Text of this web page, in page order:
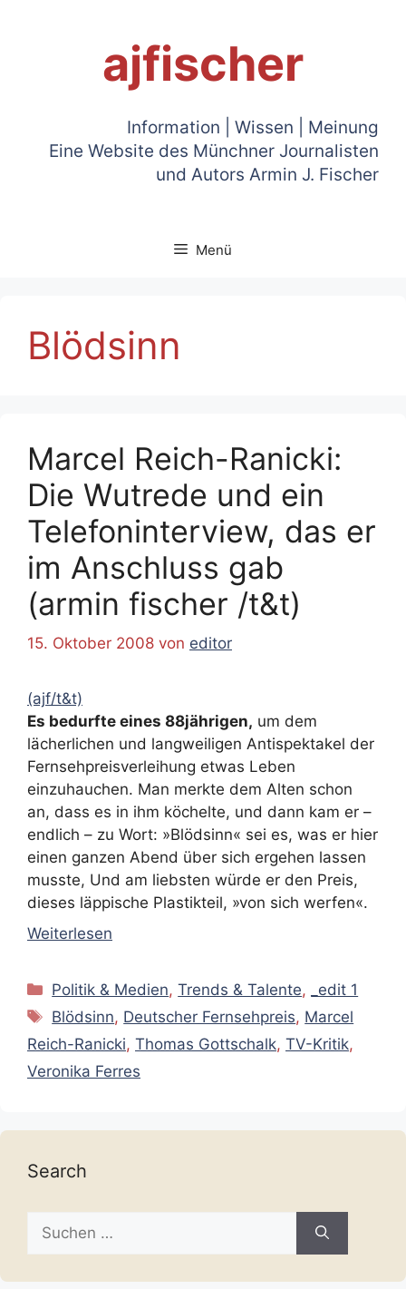
ajfischer
Information | Wissen | Meinung
Eine Website des Münchner Journalisten
und Autors Armin J. Fischer
Menü
Blödsinn
Marcel Reich-Ranicki:
Die Wutrede und ein
Telefoninterview, das er
im Anschluss gab
(armin fischer /t&t)
15. Oktober 2008 von editor
(ajf/t&t)
Es bedurfte eines 88jährigen, um dem
lächerlichen und langweiligen Antispektakel der
Fernsehpreisverleihung etwas Leben
einzuhauchen. Man merkte dem Alten schon
an, dass es in ihm köchelte, und dann kam er –
endlich – zu Wort: »Blödsinn« sei es, was er hier
einen ganzen Abend über sich ergehen lassen
musste, Und am liebsten würde er den Preis,
dieses läppische Plastikteil, »von sich werfen«.
Weiterlesen
Kategorien
Politik & Medien,Trends & Talente,
_edit 1
Schlagwörter
Blödsinn, Deutscher Fernsehpreis, Marcel
Reich-Ranicki, Thomas Gottschalk, TV-Kritik,
Veronika Ferres
Search
nach: